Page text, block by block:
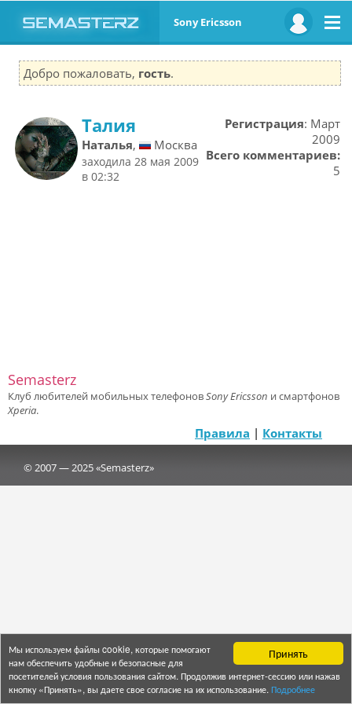
Принять
Мы используем файлы cookie, которые помогают
нам обеспечить удобные и безопасные для
посетителей условия пользования сайтом. Продолжив интернет-сессию или нажав
кнопку «Принять», вы даете свое согласие на их использование. Подробнее
Sony Ericsson
Добро пожаловать, гость.
Талия
Наталья, Москва
заходила 28 мая 2009
в 02:32
Регистрация: Март
2009
Всего комментариев:
5
Semasterz
Клуб любителей мобильных телефоновSony Ericsson и смартфонов
Xperia.
Правила | Контакты
© 2007 — 2025 «Semasterz»